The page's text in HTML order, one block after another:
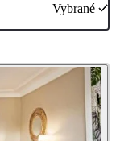
Vybrané